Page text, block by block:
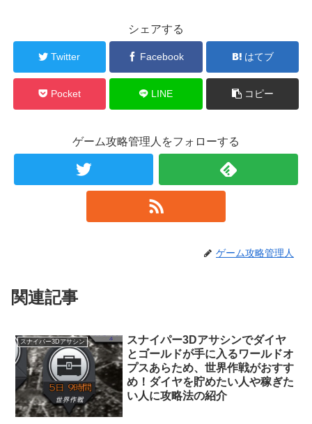
シェアする
Twitter Facebook はてブ
Pocket LINE コピー
ゲーム攻略管理人をフォローする
ゲーム攻略管理人
関連記事
スナイパー3Dアサシン
スナイパー3Dアサシンでダイヤ
とゴールドが手に入るワールドオ
プスあらため、世界作戦がおすす
め！ダイヤを貯めたい人や稼ぎた
い人に攻略法の紹介